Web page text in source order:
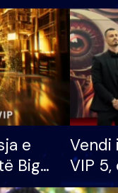
e
Big
Vendi
VIP